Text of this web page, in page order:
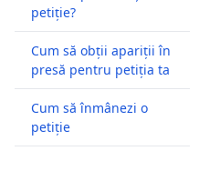
petiție?
Cum să obții apariții în
presă pentru petiția ta
Cum să înmânezi o
petiție